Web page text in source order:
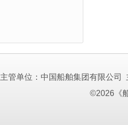
主管单位：中国船舶集团有限公司
©2026《